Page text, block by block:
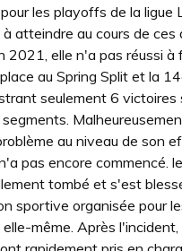
les playoffs de la ligue
atteindre au cours de ces
2021, elle n'a pas réussi à
au Spring Split et la
seulement 6 victoires
au niveau de son
pas encore commencé.
tombé et s'est
sportive organisée pour
même. Après l'incident,